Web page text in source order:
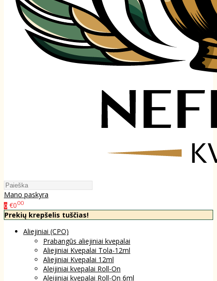
Mano paskyra
0 €000
Prekių krepšelis tuščias!
Aliejiniai (CPO)
Prabangūs aliejiniai kvepalai
Aliejiniai Kvepalai Tola-12ml
Aliejiniai Kvepalai 12ml
Aleijiniai kvepalai Roll-On
Aleijiniai kvepalai Roll-On 6ml